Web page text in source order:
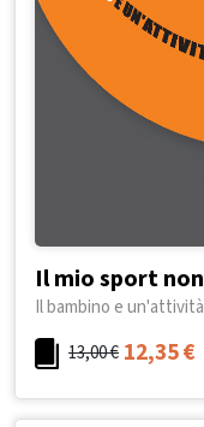
Il mio sport
Il bambino e
13,00€ 12,35€